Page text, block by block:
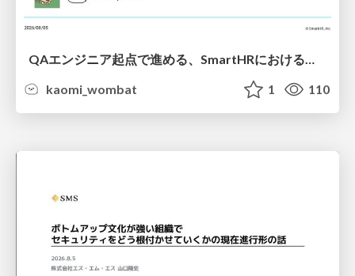
QAエンジニア起点で進める、SmartHRにおける信頼性向上について
kaomi_wombat
1 110